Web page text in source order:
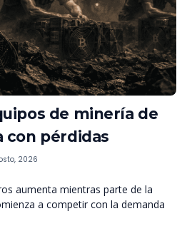
de minería de
con pérdidas
2026
aumenta mientras parte de la
a competir con la demanda